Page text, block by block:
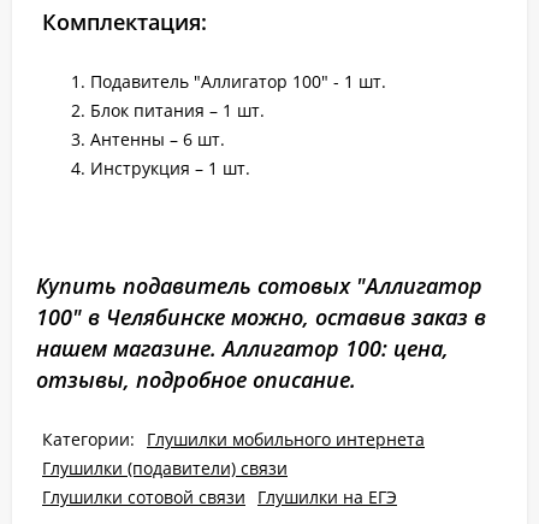
Комплектация:
Подавитель "Аллигатор 100" - 1 шт.
Блок питания – 1 шт.
Антенны – 6 шт.
Инструкция – 1 шт.
Купить подавитель сотовых "Аллигатор
100" в Челябинске можно, оставив заказ в
нашем магазине. Аллигатор 100: цена,
отзывы, подробное описание.
Категории:
Глушилки мобильного интернета
Глушилки (подавители) связи
Глушилки сотовой связи
Глушилки на ЕГЭ